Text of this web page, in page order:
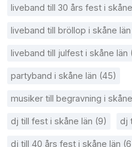
liveband till 30 års fest i skåne
liveband till bröllop i skåne
liveband till julfest i skåne län
partyband i skåne län (45)
musiker till begravning i
dj till fest i skåne län (9) dj
dj till 40 års fest i skåne län